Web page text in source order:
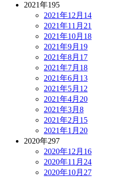
2021年195
2021年12月 14
2021年11月 21
2021年10月 18
2021年9月 19
2021年8月 17
2021年7月 18
2021年6月 13
2021年5月 12
2021年4月 20
2021年3月 8
2021年2月 15
2021年1月 20
2020年297
2020年12月 16
2020年11月 24
2020年10月 27